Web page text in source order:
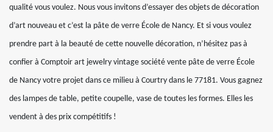
qualité vous voulez. Nous vous invitons d’essayer des objets de décoration
d’art nouveau et c’est la pâte de verre École de Nancy. Et si vous voulez
prendre part à la beauté de cette nouvelle décoration, n’hésitez pas à
confier à Comptoir art jewelry vintage société vente pâte de verre École
de Nancy votre projet dans ce milieu à Courtry dans le 77181. Vous gagnez
des lampes de table, petite coupelle, vase de toutes les formes. Elles les
vendent à des prix compétitifs !